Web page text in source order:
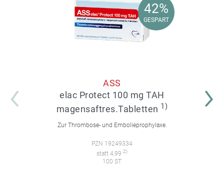
42%
GESPART
42%
GESPART
ASS
elac Protect 100 mg TAH
magensaftres.Tabletten 1)
Zur Thrombose- und Embolieprophylaxe.
PZN 19249334
statt 4,99 2)
100 ST